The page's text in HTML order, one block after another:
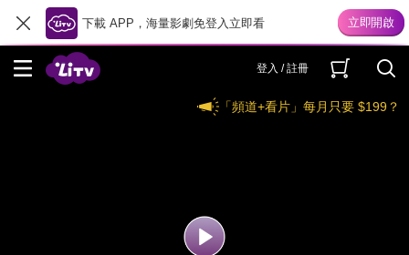
下載 APP，海量影劇免登入立即看
登入 / 註冊
「頻道+看片」每月只要 $199？